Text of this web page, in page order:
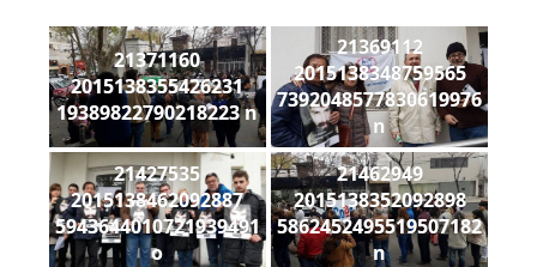
21371160
2015138355426231
19389822790218223 n
21369112
2015138348759565
7392048577830619976
n
21427535
2015138462092887
5943644010721939491
o
21462949
2015138352092898
5862452495519507182
n